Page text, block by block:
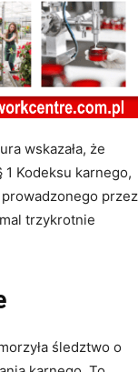
wskazała, że
1 Kodeksu karnego,
prowadzonego przez
trzykrotnie
śledztwo o